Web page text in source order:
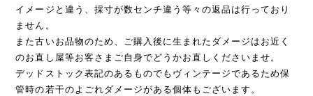
イメージと違う、採寸が数センチ違う等々の返品は行っており
ません。
また古いお品物のため、ご購入後に生まれたダメージはお近く
のお直し屋等お客さまご自身でどうかお直しくださいませ。
デッドストック表記のあるものでもヴィンテージであるため保
管時の若干のよごれダメージがある個体もございます。